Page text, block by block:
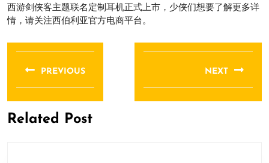
西游剑侠客主题联名定制耳机正式上市，少侠们想要了解更多详
情，请关注西伯利亚官方电商平台。
文
导
航
PREVIOUS
post:
NEXT
post:
Related Post